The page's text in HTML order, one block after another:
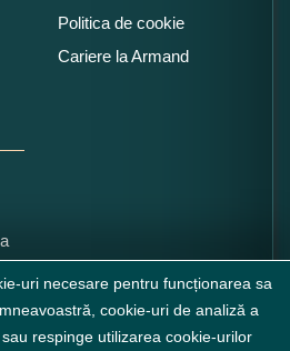
Politica de cookie
Cariere la Armand
uri necesare pentru funcționarea sa
cookie-uri de analiză a
respinge utilizarea cookie-urilor